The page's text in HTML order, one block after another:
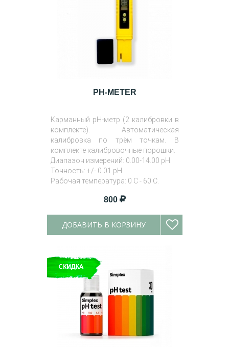
PH-METER
Карманный рН-метр (2 калибровки в
комплекте). Автоматическая
калибровка по трём точкам. В
комплекте калибровочные порошки.
Диапазон измерений: 0.00-14.00 pH.
Точность: +/- 0.01 pH.
Рабочая температура: 0 С - 60 С.
800
ДОБАВИТЬ В КОРЗИНУ